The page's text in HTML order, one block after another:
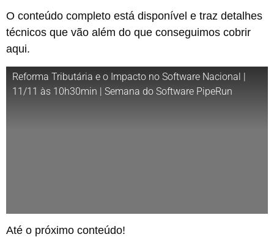
O conteúdo completo está disponível e traz detalhes
técnicos que vão além do que conseguimos cobrir
aqui.
Reforma Tributária e o Impacto no Software Nacional |
11/11 às 10h30min | Semana do Software PipeRun
Até o próximo conteúdo!